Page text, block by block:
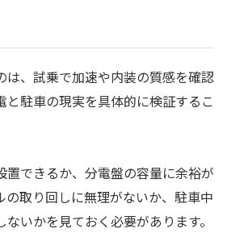
は、試乗で加速や内装の質感を確認
と駐車の現実を具体的に検証するこ
置できるか、分電盤の容量に余裕が
の取り回しに無理がないか、駐車中
いかを見ておく必要があります。